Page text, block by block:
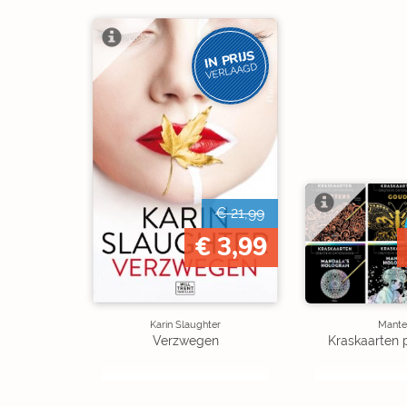
IN PRIJS
VERLAAGD
€ 21,99
€ 3,99
Karin Slaughter
Verzwegen Kraskaarten